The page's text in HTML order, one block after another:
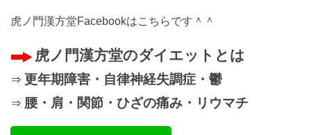
虎ノ門漢方堂Facebookはこちらです＾＾
虎ノ門漢方堂のダイエットとは
⇒ 更年期障害・自律神経失調症・鬱
⇒ 腰・肩・関節・ひざの痛み・リウマチ